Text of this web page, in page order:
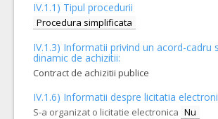
IV.1.1) Tipul procedurii
Procedura simplificata
IV.1.3) Informatii privind un acord-cadru
dinamic de achizitii:
Contract de achizitii publice
IV.1.6) Informatii despre licitatia
S-a organizat o licitatie electronica Nu